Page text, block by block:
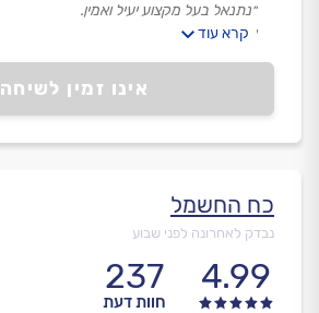
אינו זמין לשיחה
״נתנאל בעל מקצוע יעיל ואמין.
אדם חביב.
קרא עוד
כח החשמל
נבדק לאחרונה לפני שבוע
4.99
237
חוות דעת